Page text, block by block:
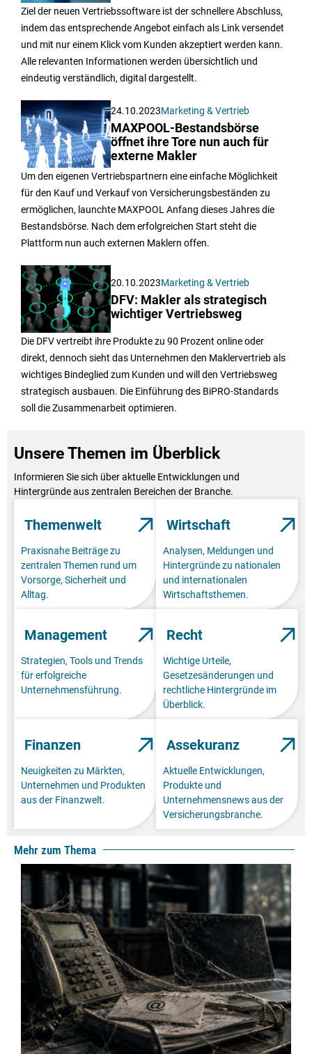
Ziel der neuen Vertriebssoftware ist der schnellere Abschluss,
indem das entsprechende Angebot einfach als Link versendet
und mit nur einem Klick vom Kunden akzeptiert werden kann.
Alle relevanten Informationen werden übersichtlich und
eindeutig verständlich, digital dargestellt.
24.10.2023Marketing & Vertrieb
MAXPOOL-Bestandsbörse
öffnet ihre Tore nun auch für
externe Makler
Um den eigenen Vertriebspartnern eine einfache Möglichkeit
für den Kauf und Verkauf von Versicherungsbeständen zu
ermöglichen, launchte MAXPOOL Anfang dieses Jahres die
Bestandsbörse. Nach dem erfolgreichen Start steht die
Plattform nun auch externen Maklern offen.
20.10.2023Marketing & Vertrieb
DFV: Makler als strategisch
wichtiger Vertriebsweg
Die DFV vertreibt ihre Produkte zu 90 Prozent online oder
direkt, dennoch sieht das Unternehmen den Maklervertrieb als
wichtiges Bindeglied zum Kunden und will den Vertriebsweg
strategisch ausbauen. Die Einführung des BiPRO-Standards
soll die Zusammenarbeit optimieren.
Unsere Themen im Überblick
Informieren Sie sich über aktuelle Entwicklungen und
Hintergründe aus zentralen Bereichen der Branche.
Themenwelt
Praxisnahe Beiträge zu
zentralen Themen rund um
Vorsorge, Sicherheit und
Alltag.
Wirtschaft
Analysen, Meldungen und
Hintergründe zu nationalen
und internationalen
Wirtschaftsthemen.
Management
Strategien, Tools und Trends
für erfolgreiche
Unternehmensführung.
Recht
Wichtige Urteile,
Gesetzesänderungen und
rechtliche Hintergründe im
Überblick.
Finanzen
Neuigkeiten zu Märkten,
Unternehmen und Produkten
aus der Finanzwelt.
Assekuranz
Aktuelle Entwicklungen,
Produkte und
Unternehmensnews aus der
Versicherungsbranche.
Mehr zum Thema